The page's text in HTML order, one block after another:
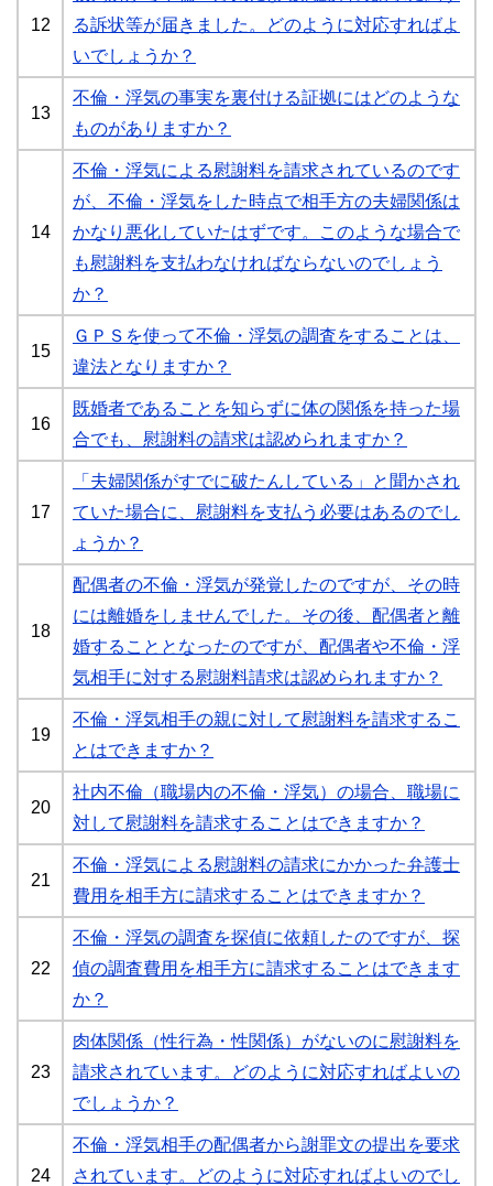
12
る訴状等が届きました。どのように対応すればよ
いでしょうか？
13
不倫・浮気の事実を裏付ける証拠にはどのような
ものがありますか？
14
不倫・浮気による慰謝料を請求されているのです
が、不倫・浮気をした時点で相手方の夫婦関係は
かなり悪化していたはずです。このような場合で
も慰謝料を支払わなければならないのでしょう
か？
15
ＧＰＳを使って不倫・浮気の調査をすることは、
違法となりますか？
16
既婚者であることを知らずに体の関係を持った場
合でも、慰謝料の請求は認められますか？
17
「夫婦関係がすでに破たんしている」と聞かされ
ていた場合に、慰謝料を支払う必要はあるのでし
ょうか？
18
配偶者の不倫・浮気が発覚したのですが、その時
には離婚をしませんでした。その後、配偶者と離
婚することとなったのですが、配偶者や不倫・浮
気相手に対する慰謝料請求は認められますか？
19
不倫・浮気相手の親に対して慰謝料を請求するこ
とはできますか？
20
社内不倫（職場内の不倫・浮気）の場合、職場に
対して慰謝料を請求することはできますか？
21
不倫・浮気による慰謝料の請求にかかった弁護士
費用を相手方に請求することはできますか？
22
不倫・浮気の調査を探偵に依頼したのですが、探
偵の調査費用を相手方に請求することはできます
か？
23
肉体関係（性行為・性関係）がないのに慰謝料を
請求されています。どのように対応すればよいの
でしょうか？
24
不倫・浮気相手の配偶者から謝罪文の提出を要求
されています。どのように対応すればよいのでし